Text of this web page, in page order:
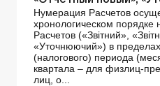
Нумерация Расчетов
хронологическом порядке
Расчетов («Звітний»,
«Уточнюючий») в пределах
(налогового) периода
квартала – для физлиц-
лиц, о...